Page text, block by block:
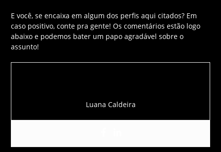
E você, se encaixa em algum dos perfis aqui citados? Em
caso positivo, conte pra gente! Os comentários estão logo
abaixo e podemos bater um papo agradável sobre o
assunto!
Luana Caldeira